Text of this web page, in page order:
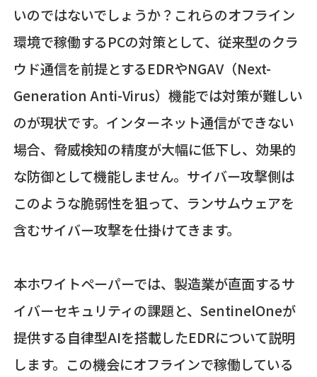
いのではないでしょうか？これらのオフライン
環境で稼働するPCの対策として、従来型のクラ
ウド通信を前提とするEDRやNGAV（Next-
Generation Anti-Virus）機能では対策が難しい
のが現状です。インターネット通信ができない
場合、脅威検知の精度が大幅に低下し、効果的
な防御として機能しません。サイバー攻撃側は
このような脆弱性を狙って、ランサムウェアを
含むサイバー攻撃を仕掛けてきます。
本ホワイトペーパーでは、製造業が直面するサ
イバーセキュリティの課題と、SentinelOneが
提供する自律型AIを搭載したEDRについて説明
します。この機会にオフラインで稼働している